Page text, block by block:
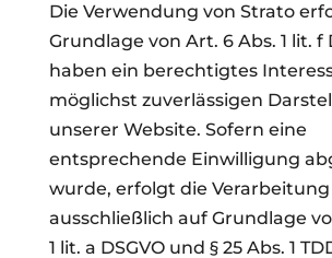
Die Verwendung von Strato
Grundlage von Art. 6 Abs. 1 lit. f
haben ein berechtigtes
möglichst zuverlässigen
unserer Website. Sofern eine
entsprechende Einwilligung
wurde, erfolgt die Verarbeitung
ausschließlich auf Grundlage
1 lit. a DSGVO und § 25 Abs. 1